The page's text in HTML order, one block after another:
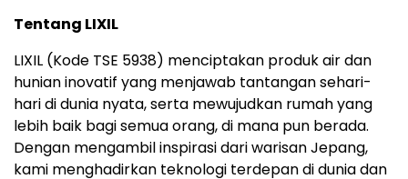
Tentang LIXIL
LIXIL (Kode TSE 5938) menciptakan produk air dan
hunian inovatif yang menjawab tantangan sehari-
hari di dunia nyata, serta mewujudkan rumah yang
lebih baik bagi semua orang, di mana pun berada.
Dengan mengambil inspirasi dari warisan Jepang,
kami menghadirkan teknologi terdepan di dunia dan